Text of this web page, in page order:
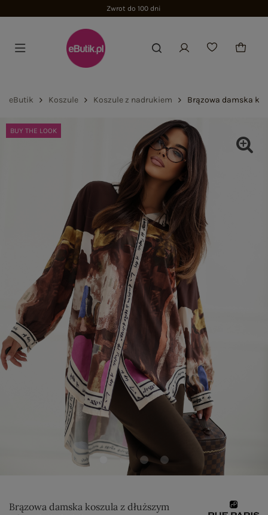
Zwrot do 100 dni
eButik Koszule Koszule z nadrukiem Brązowa damska
BUY THE LOOK
Brązowa damska koszula z dłuższym